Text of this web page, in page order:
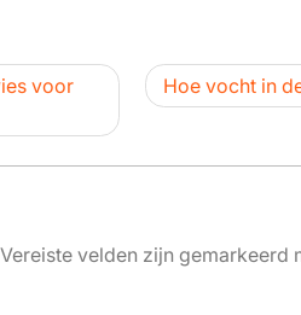
voor
Hoe vocht in
Vereiste velden zijn gemarkeerd